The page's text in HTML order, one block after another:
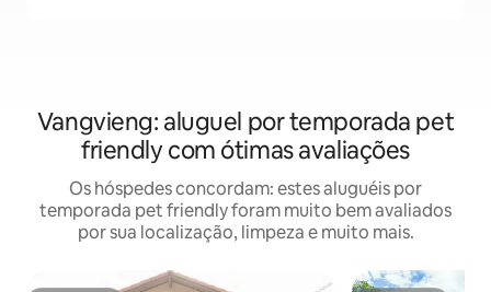
Vangvieng: aluguel por temporada pet
friendly com ótimas avaliações
Os hóspedes concordam: estes aluguéis por
temporada pet friendly foram muito bem avaliados
por sua localização, limpeza e muito mais.